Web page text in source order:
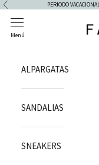
Ir al contenido
Anterior PERIODO
Abrir menú de
Menú
ALPARGATAS
SANDALIAS
SNEAKERS